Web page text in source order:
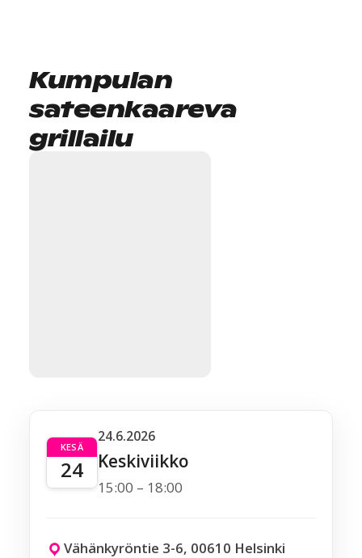
Kumpulan
sateenkaareva
grillailu
KESÄ
24
24.6.2026
Keskiviikko
15:00 – 18:00
Vähänkyröntie 3-6, 00610 Helsinki